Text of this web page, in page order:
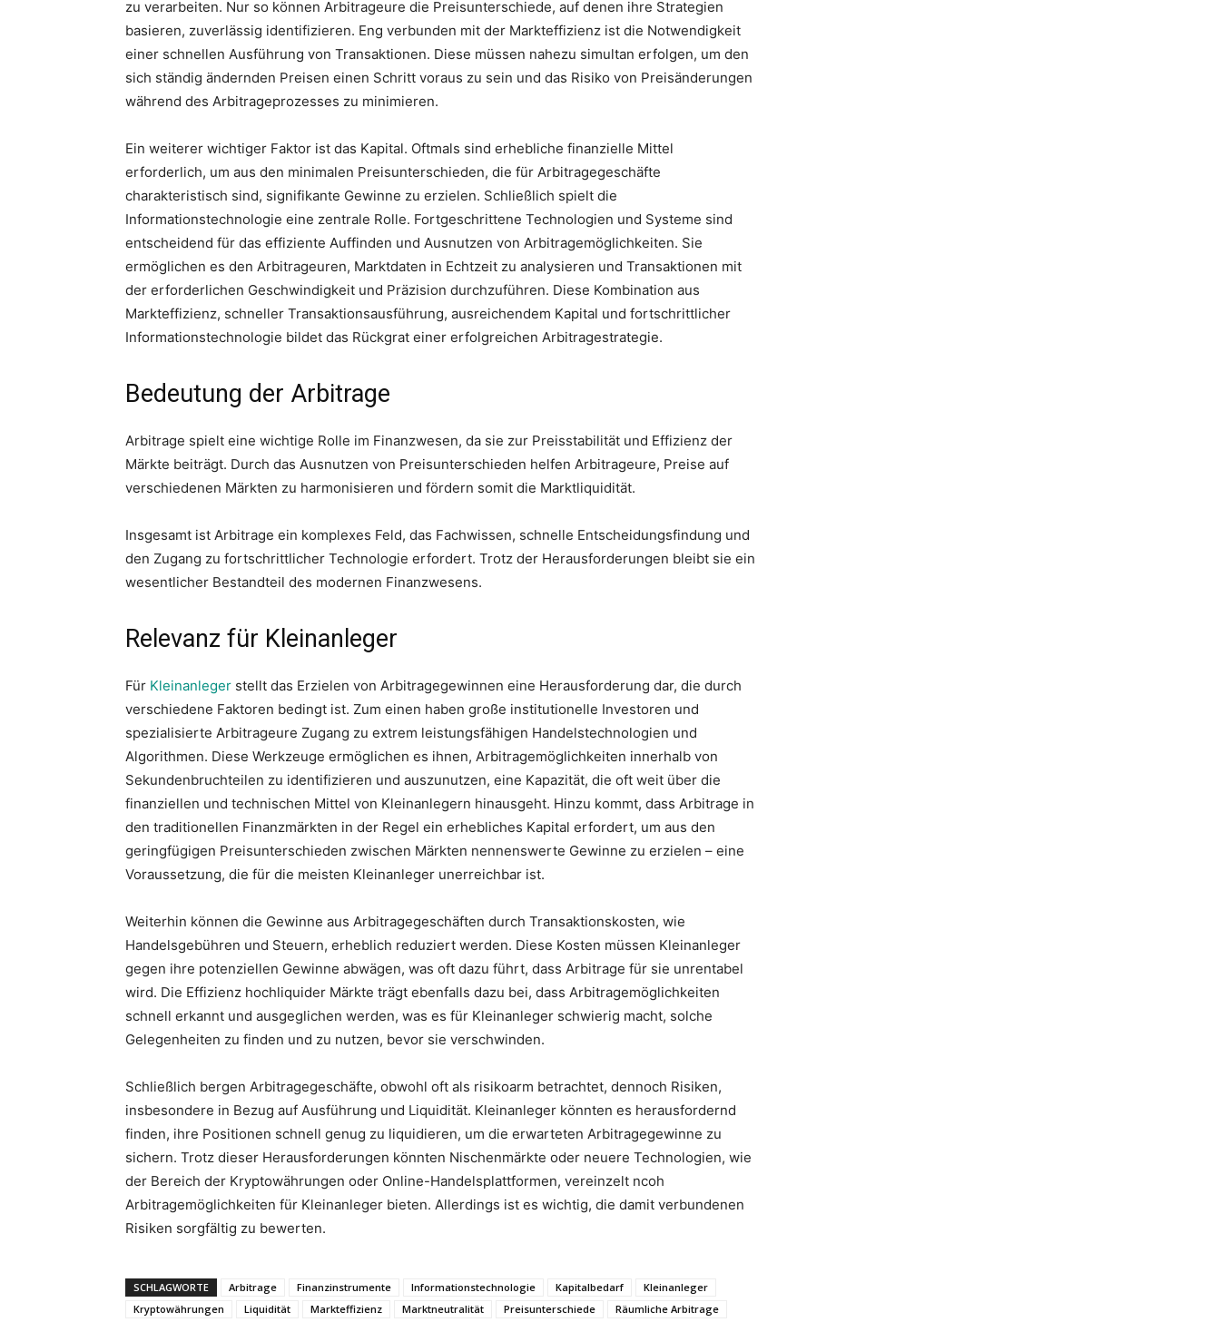
zu verarbeiten. Nur so können Arbitrageure die Preisunterschiede, auf denen ihre Strategien
basieren, zuverlässig identifizieren. Eng verbunden mit der Markteffizienz ist die Notwendigkeit
einer schnellen Ausführung von Transaktionen. Diese müssen nahezu simultan erfolgen, um den
sich ständig ändernden Preisen einen Schritt voraus zu sein und das Risiko von Preisänderungen
während des Arbitrageprozesses zu minimieren.
Ein weiterer wichtiger Faktor ist das Kapital. Oftmals sind erhebliche finanzielle Mittel
erforderlich, um aus den minimalen Preisunterschieden, die für Arbitragegeschäfte
charakteristisch sind, signifikante Gewinne zu erzielen. Schließlich spielt die
Informationstechnologie eine zentrale Rolle. Fortgeschrittene Technologien und Systeme sind
entscheidend für das effiziente Auffinden und Ausnutzen von Arbitragemöglichkeiten. Sie
ermöglichen es den Arbitrageuren, Marktdaten in Echtzeit zu analysieren und Transaktionen mit
der erforderlichen Geschwindigkeit und Präzision durchzuführen. Diese Kombination aus
Markteffizienz, schneller Transaktionsausführung, ausreichendem Kapital und fortschrittlicher
Informationstechnologie bildet das Rückgrat einer erfolgreichen Arbitragestrategie.
Bedeutung der Arbitrage
Arbitrage spielt eine wichtige Rolle im Finanzwesen, da sie zur Preisstabilität und Effizienz der
Märkte beiträgt. Durch das Ausnutzen von Preisunterschieden helfen Arbitrageure, Preise auf
verschiedenen Märkten zu harmonisieren und fördern somit die Marktliquidität.
Insgesamt ist Arbitrage ein komplexes Feld, das Fachwissen, schnelle Entscheidungsfindung und
den Zugang zu fortschrittlicher Technologie erfordert. Trotz der Herausforderungen bleibt sie ein
wesentlicher Bestandteil des modernen Finanzwesens.
Relevanz für Kleinanleger
Für Kleinanleger stellt das Erzielen von Arbitragegewinnen eine Herausforderung dar, die durch
verschiedene Faktoren bedingt ist. Zum einen haben große institutionelle Investoren und
spezialisierte Arbitrageure Zugang zu extrem leistungsfähigen Handelstechnologien und
Algorithmen. Diese Werkzeuge ermöglichen es ihnen, Arbitragemöglichkeiten innerhalb von
Sekundenbruchteilen zu identifizieren und auszunutzen, eine Kapazität, die oft weit über die
finanziellen und technischen Mittel von Kleinanlegern hinausgeht. Hinzu kommt, dass Arbitrage in
den traditionellen Finanzmärkten in der Regel ein erhebliches Kapital erfordert, um aus den
geringfügigen Preisunterschieden zwischen Märkten nennenswerte Gewinne zu erzielen – eine
Voraussetzung, die für die meisten Kleinanleger unerreichbar ist.
Weiterhin können die Gewinne aus Arbitragegeschäften durch Transaktionskosten, wie
Handelsgebühren und Steuern, erheblich reduziert werden. Diese Kosten müssen Kleinanleger
gegen ihre potenziellen Gewinne abwägen, was oft dazu führt, dass Arbitrage für sie unrentabel
wird. Die Effizienz hochliquider Märkte trägt ebenfalls dazu bei, dass Arbitragemöglichkeiten
schnell erkannt und ausgeglichen werden, was es für Kleinanleger schwierig macht, solche
Gelegenheiten zu finden und zu nutzen, bevor sie verschwinden.
Schließlich bergen Arbitragegeschäfte, obwohl oft als risikoarm betrachtet, dennoch Risiken,
insbesondere in Bezug auf Ausführung und Liquidität. Kleinanleger könnten es herausfordernd
finden, ihre Positionen schnell genug zu liquidieren, um die erwarteten Arbitragegewinne zu
sichern. Trotz dieser Herausforderungen könnten Nischenmärkte oder neuere Technologien, wie
der Bereich der Kryptowährungen oder Online-Handelsplattformen, vereinzelt ncoh
Arbitragemöglichkeiten für Kleinanleger bieten. Allerdings ist es wichtig, die damit verbundenen
Risiken sorgfältig zu bewerten.
SCHLAGWORTE Arbitrage Finanzinstrumente Informationstechnologie Kapitalbedarf
Kleinanleger
Kryptowährungen
Liquidität Markteffizienz Marktneutralität Preisunterschiede Räumliche Arbitrage